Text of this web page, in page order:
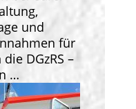
und
für
DGzRS –
…